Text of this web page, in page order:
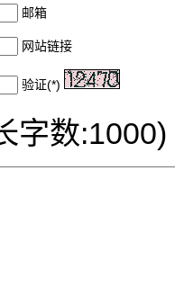
邮箱
网站链接
验证(*)
字数:1000)